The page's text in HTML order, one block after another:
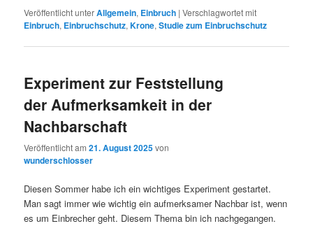
Veröffentlicht unterAllgemein, Einbruch |Verschlagwortet mit
Einbruch, Einbruchschutz,Krone,Studie zum Einbruchschutz
Experiment zur Feststellung
der Aufmerksamkeit in der
Nachbarschaft
Veröffentlicht am21. August 2025von
wunderschlosser
Diesen Sommer habe ich ein wichtiges Experiment gestartet.
Man sagt immer wie wichtig ein aufmerksamer Nachbar ist, wenn
es um Einbrecher geht. Diesem Thema bin ich nachgegangen.